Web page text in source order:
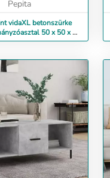
táro...
Pepita
vidaXL betonszürke
50 x 50 x 36